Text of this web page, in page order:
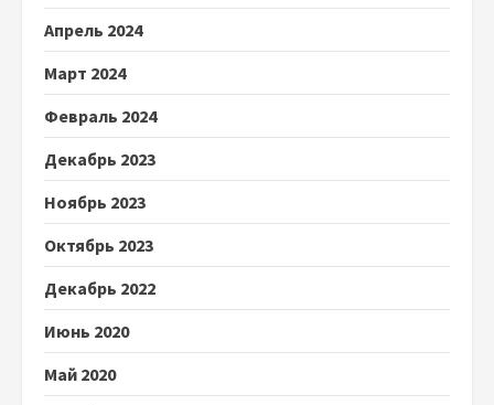
Апрель 2024
Март 2024
Февраль 2024
Декабрь 2023
Ноябрь 2023
Октябрь 2023
Декабрь 2022
Июнь 2020
Май 2020